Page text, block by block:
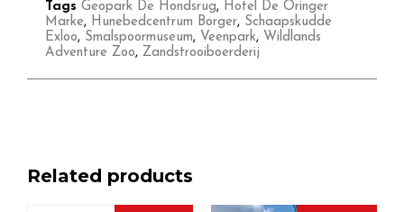
Tags Geopark De Hondsrug, Hotel De Oringer
Marke, Hunebedcentrum Borger, Schaapskudde
Exloo, Smalspoormuseum, Veenpark, Wildlands
Adventure Zoo, Zandstrooiboerderij
Related products